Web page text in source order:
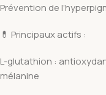
Prévention de
💊 Principaux actifs :
L-glutathion :
mélanine